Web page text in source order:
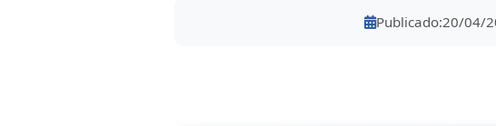
Publicado:20/04/